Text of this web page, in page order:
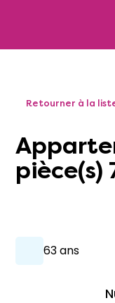
Retourner à la
Appartement Le Mans 4
pièce(s)
63 ans